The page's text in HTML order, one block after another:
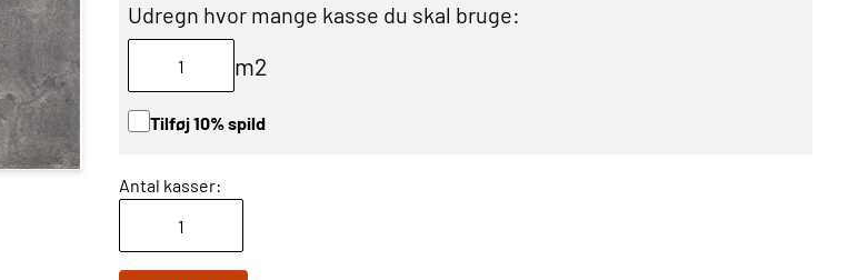
Udregn hvor mange kasse du skal bruge:
m2
Tilføj 10% spild
Antal kasser: